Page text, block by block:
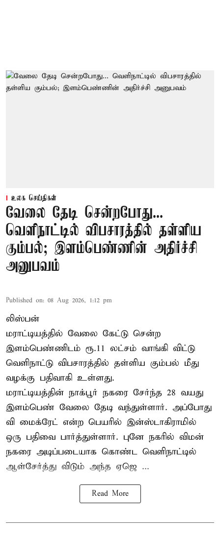
உலக செய்திகள்
வேலை தேடி சென்றபோது...
வெளிநாட்டில் விபசாரத்தில் தள்ளிய
கும்பல்; இளம்பெண்ணின் அதிர்ச்சி
அனுபவம்
Published on: 08 Aug 2026, 1:12 pm
லிஸ்பன்
மராட்டியத்தில் வேலை கேட்டு சென்ற
இளம்பெண்ணிடம் ரூ.11 லட்சம் வாங்கி விட்டு
வெளிநாட்டு விபசாரத்தில் தள்ளிய கும்பல் மீது
வழக்கு பதிவாகி உள்ளது.
மராட்டியத்தின் நாக்பூர் நகரை சேர்ந்த 28 வயது
இளம்பெண் வேலை தேடி வந்துள்ளார். அப்போது
வி மைக்ரேட் என்ற பெயரில் இன்ஸ்டாகிராமில்
ஒரு பதிவை பார்த்துள்ளார். புனே நகரில் விமன்
நகரை அடிப்படையாக கொண்ட வெளிநாட்டில்
ஆள்சேர்த்து விடும் அந்த ஏஜெ ...
Read More